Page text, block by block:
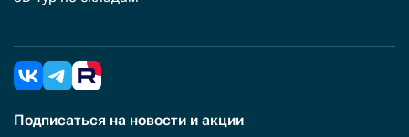
Подписаться на новости и акции